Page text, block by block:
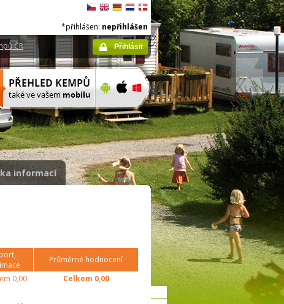
ČR
*přihlášen: nepřihlášen
Přihlásit
informací
Průměrné hodnocení
0,00 Celkem 0,00